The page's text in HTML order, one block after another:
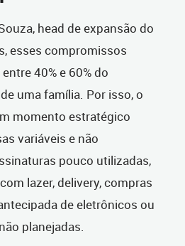
head de expansão do
esses compromissos
40% e 60% do
uma família. Por isso, o
momento estratégico
variáveis e não
pouco utilizadas,
lazer, delivery, compras
de eletrônicos ou
planejadas.